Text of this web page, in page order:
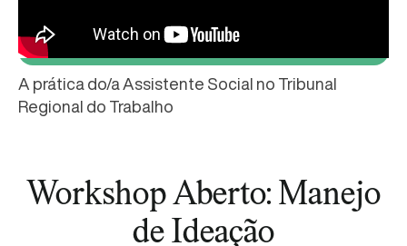
A prática do/a Assistente Social no Tribunal
Regional do Trabalho
Workshop Aberto: Manejo
de Ideação